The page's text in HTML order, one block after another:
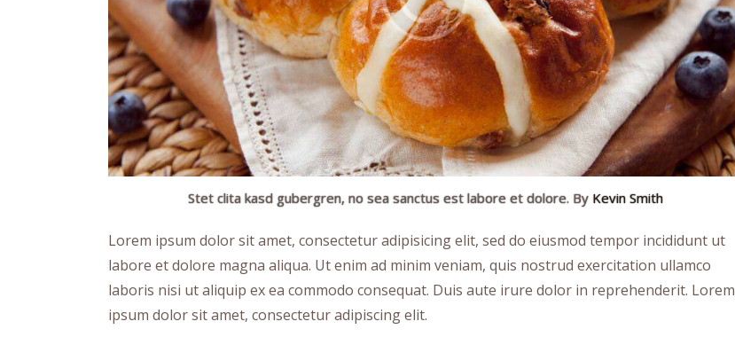
Stet clita kasd gubergren, no sea sanctus est labore et dolore. By Kevin Smith
Lorem ipsum dolor sit amet, consectetur adipisicing elit, sed do eiusmod tempor incididunt ut
labore et dolore magna aliqua. Ut enim ad minim veniam, quis nostrud exercitation ullamco
laboris nisi ut aliquip ex ea commodo consequat. Duis aute irure dolor in reprehenderit. Lorem
ipsum dolor sit amet, consectetur adipiscing elit.